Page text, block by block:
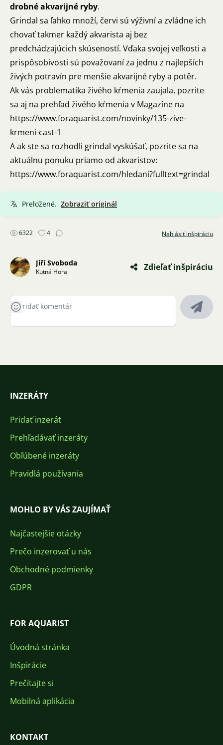
drobné akvarijné ryby.
Grindal sa ľahko množí, červi sú výživní a zvládne ich
chovať takmer každý akvarista aj bez
predchádzajúcich skúseností. Vďaka svojej veľkosti a
prispôsobivosti sú považovaní za jednu z najlepších
živých potravín pre menšie akvarijné ryby a potěr.
Ak vás problematika živého kŕmenia zaujala, pozrite
sa aj na prehľad živého kŕmenia v Magazíne na
https://www.foraquarist.com/novinky/135-zive-
krmeni-cast-1
A ak ste sa rozhodli grindal vyskúšať, pozrite sa na
aktuálnu ponuku priamo od akvaristov:
https://www.foraquarist.com/hledani?fulltext=grindal
Preložené. Zobraziť originál
6322 4 Nahlásiť inšpiráciu
Jiří Svoboda
Kutná Hora Zdieľať inšpiráciu
INZERÁTY
Pridať inzerát
Prehľadávať inzeráty
Obľúbené inzeráty
Pravidlá používania
MOHLO BY VÁS ZAUJÍMAŤ
Najčastejšie otázky
Prečo inzerovať u nás
Obchodné podmienky
GDPR
FOR AQUARIST
Úvodná stránka
Inšpirácie
Prečítajte si
Mobilná aplikácia
KONTAKT